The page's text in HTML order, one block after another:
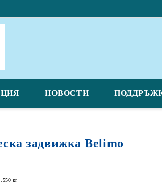
НОВОСТИ
задвижка Belimo
кг